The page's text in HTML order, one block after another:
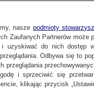
nasze podmioty
Zaufanych Partnerów może
i uzyskiwać do nich dostęp
Odbywa się to
przeglądania
i sprzeciwić się
klikając przycisk